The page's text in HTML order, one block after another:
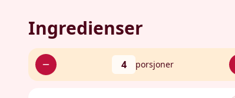
Ingredienser
4 porsjoner